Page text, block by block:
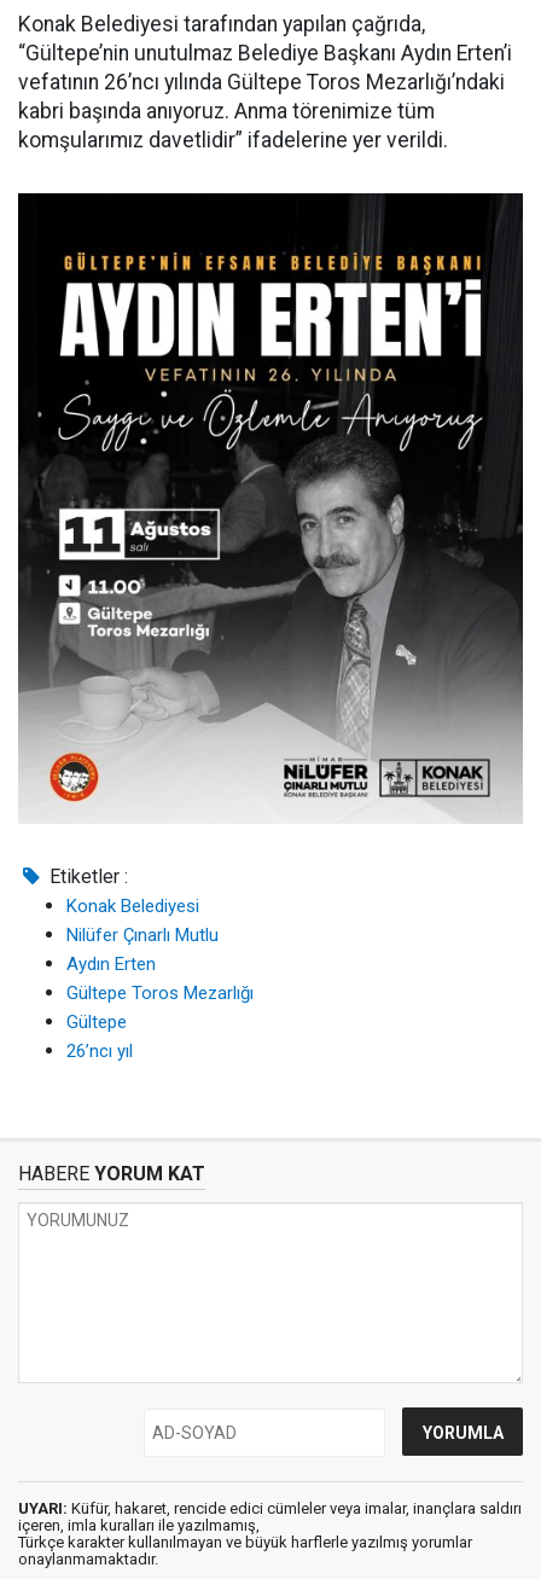
Konak Belediyesi tarafından yapılan çağrıda,
“Gültepe’nin unutulmaz Belediye Başkanı Aydın Erten’i
vefatının 26’ncı yılında Gültepe Toros Mezarlığı’ndaki
kabri başında anıyoruz. Anma törenimize tüm
komşularımız davetlidir” ifadelerine yer verildi.
Etiketler :
Konak Belediyesi
Nilüfer Çınarlı Mutlu
Aydın Erten
Gültepe Toros Mezarlığı
Gültepe
26’ncı yıl
HABERE YORUM KAT
UYARI: Küfür, hakaret, rencide edici cümleler veya imalar, inançlara saldırı
içeren, imla kuralları ile yazılmamış,
Türkçe karakter kullanılmayan ve büyük harflerle yazılmış yorumlar
onaylanmamaktadır.